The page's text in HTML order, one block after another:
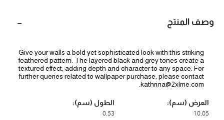
وصف المنتج
Give your walls a bold yet sophisticated look with this striking
feathered pattern. The layered black and grey tones create a
textured effect, adding depth and character to any space. For
further queries related to wallpaper purchase, please contact
kathrina@2xlme.com.
العرض (سم):
10.05
الطول (سم):
0.53